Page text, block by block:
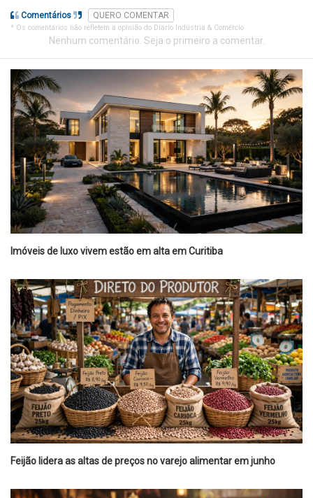
Comentários QUERO COMENTAR
* Os comentários não refletem a opinião do Diário Indústria & Comércio
Nenhum comentário. Seja o primeiro a comentar.
Imóveis de luxo vivem estão em alta em Curitiba
Feijão lidera as altas de preços no varejo alimentar em junho